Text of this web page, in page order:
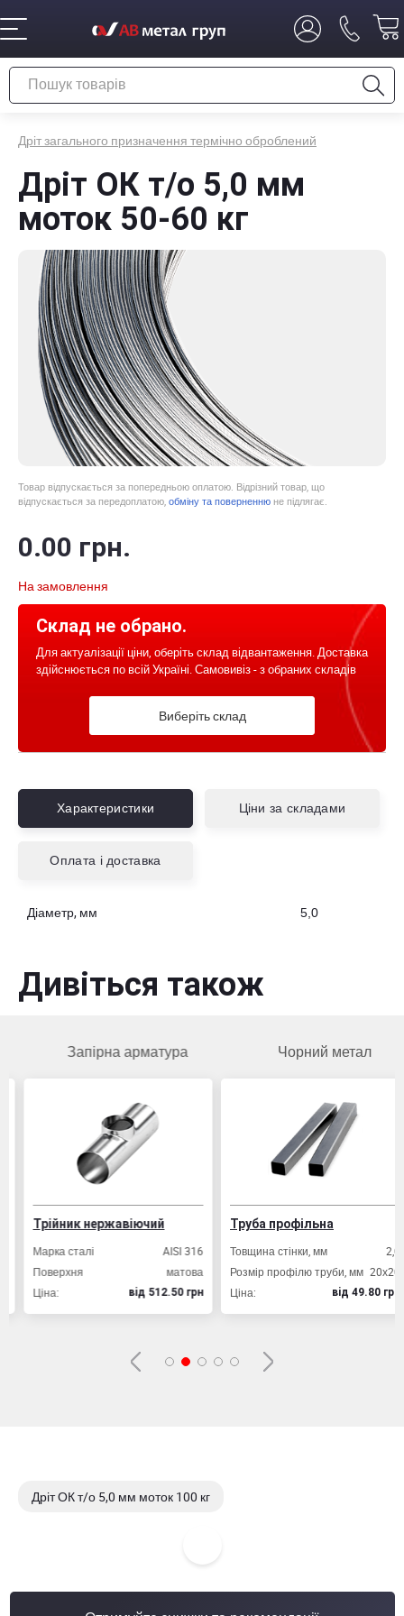
Дріт загального призначення термічно оброблений
Дріт ОК т/о 5,0 мм
моток 50-60 кг
Товар відпускається за попередньою оплатою. Відрізний товар, що
відпускається за передоплатою, обміну та поверненню не підлягає.
0.00 грн.
На замовлення
Склад не обрано.
Для актуалізації ціни, оберіть склад відвантаження. Доставка
здійснюється по всій Україні. Самовивіз - з обраних складів
Виберіть склад
Характеристики Ціни за складами
Оплата і доставка
Діаметр, мм 5,0
Дивіться також
Запірна арматура
Трійник нержавіючий
Марка сталі
AISI 316
Поверхня
матова
Ціна:
вiд 512.50 грн
Чорний метал
Труба профільна
Товщина стінки, мм
2,0
Розмір профілю труби, мм 20х20
Ціна:
вiд 49.80 грн
Дріт ОК т/о 5,0 мм моток 100 кг